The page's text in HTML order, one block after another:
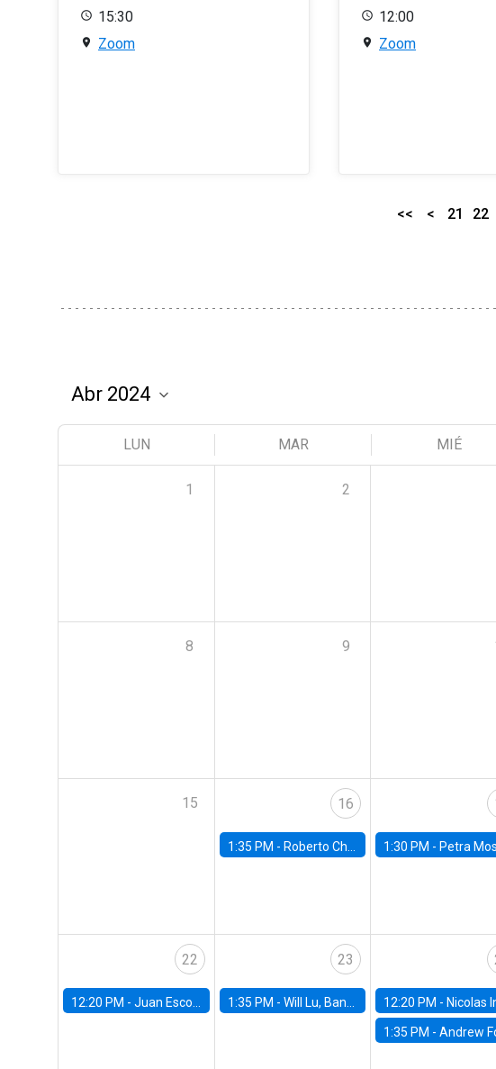
15:30
Zoom
12:00
Zoom
<< < 21 22
LUN MAR MIÉ
1 2
8 9
15 16
1:35 PM - Roberto Chang, Rutgers University 1:30 PM - Petra Moser, NYU
22
12:20 PM - Juan Escobar, Universidad de Chile
23
1:35 PM - Will Lu, Banco Central de Chile 12:20 PM - Nicolas Inostroza, Rotman School of Management, University
1:35 PM -Andrew Foster, Brown